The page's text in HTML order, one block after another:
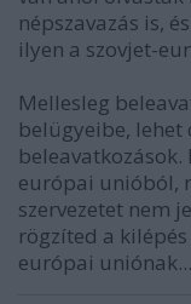
népszavazás is,
ilyen a szovjet-
Mellesleg
belügyeibe, lehet
európai unióból,
szervezetet nem
rögzíted a
európai uniónak...